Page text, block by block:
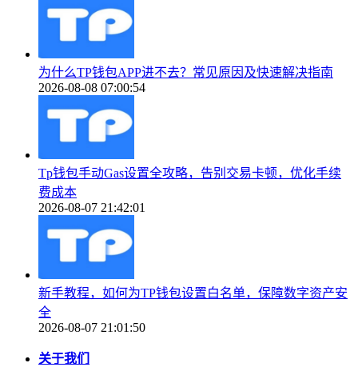
为什么TP钱包APP进不去？常见原因及快速解决指南
2026-08-08 07:00:54
Tp钱包手动Gas设置全攻略，告别交易卡顿，优化手续
费成本
2026-08-07 21:42:01
新手教程，如何为TP钱包设置白名单，保障数字资产安
全
2026-08-07 21:01:50
关于我们